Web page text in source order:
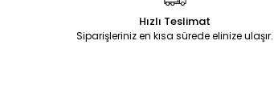
Hızlı Teslimat
Siparişleriniz en kısa sürede elinize ulaşır.